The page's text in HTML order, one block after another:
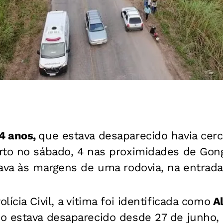
anos, que estava desaparecido havia
no sábado, 4 nas proximidades de
às margens de uma rodovia, na
Civil, a vítima foi identificada como
estava desaparecido desde 27 de